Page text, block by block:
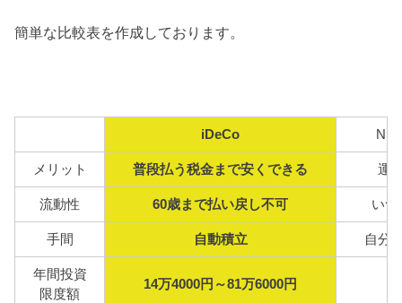
簡単な比較表を作成しております。
iDeCo
メリット 普段払う税金まで安くできる 運
流動性 60歳まで払い戻し不可 いつ
手間 自動積立 自分
年間投資
限度額
14万4000円～81万6000円